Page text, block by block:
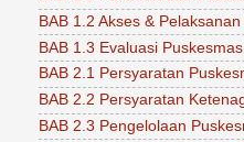
BAB 1.2 Akses &
BAB 1.3 Evaluasi Puskesmas
BAB 2.1 Persyaratan
BAB 2.2 Persyaratan
BAB 2.3 Pengelolaan